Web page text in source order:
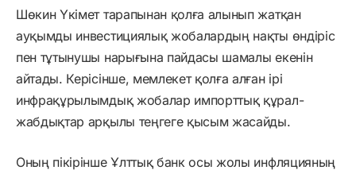
Шөкин Үкімет тарапынан қолға алынып жатқан
ауқымды инвестициялық жобалардың нақты өндіріс
пен тұтынушы нарығына пайдасы шамалы екенін
айтады. Керісінше, мемлекет қолға алған ірі
инфрақұрылымдық жобалар импорттық құрал-
жабдықтар арқылы теңгеге қысым жасайды.
Оның пікірінше Ұлттық банк осы жолы инфляцияның